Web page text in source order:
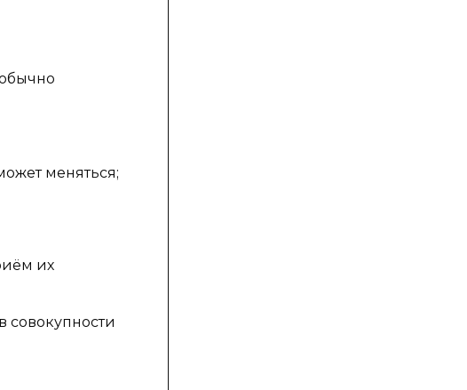
меняться;
их
совокупности